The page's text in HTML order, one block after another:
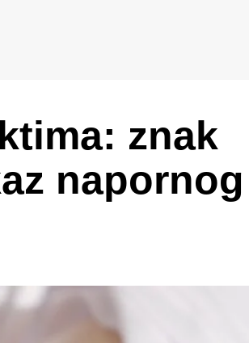
znak
napornog